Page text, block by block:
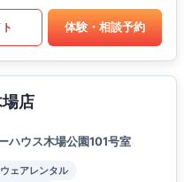
体験・相談予約
店
ハウス木場公園101号室
ウェアレンタル